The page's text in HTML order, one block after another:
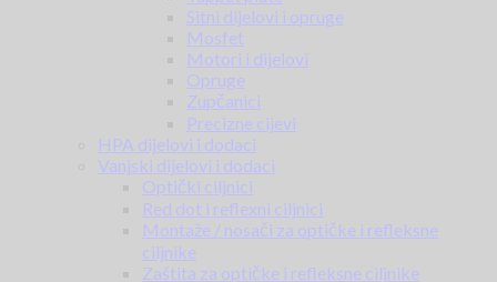
Sitni dijelovi i opruge
Mosfet
Motori i dijelovi
Opruge
Zupčanici
Precizne cijevi
HPA dijelovi i dodaci
Vanjski dijelovi i dodaci
Optički ciljnici
Red dot i reflexni ciljnici
Montaže / nosači za optičke i refleksne
ciljnike
Zaštita za optičke i refleksne ciljnike